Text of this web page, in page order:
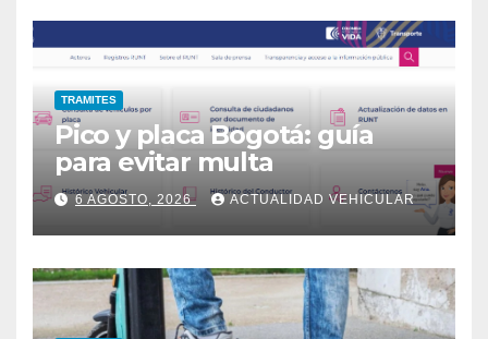
TRAMITES
Pico y placa Bogotá: guía
para evitar multa
6 AGOSTO, 2026 ACTUALIDAD VEHICULAR